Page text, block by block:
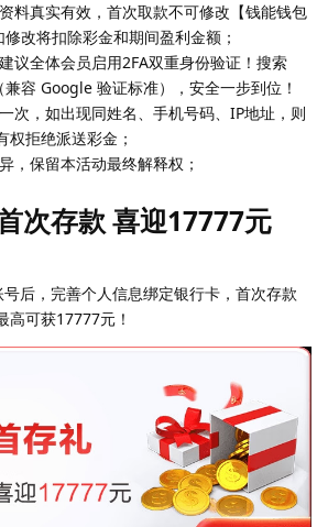
料真实有效，首次取款不可修改【钱能钱包
改将扣除彩金和期间盈利金额；
议全体会员启用2FA双重身份验证！搜索
兼容 Google 验证标准），安全一步到位！
次，如出现同姓名、手机号码、IP地址，则
权拒绝派送彩金；
，保留本活动最终解释权；
次存款 喜迎17777元
后，完善个人信息绑定银行卡，首次存款
高可获17777元！